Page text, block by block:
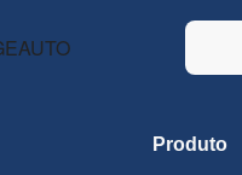
Produto